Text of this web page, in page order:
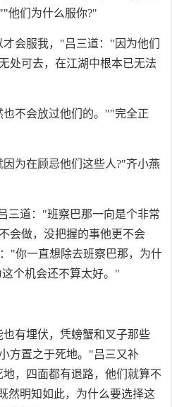
他们为什么服你?"
会服我，"吕三道："因为他们
处可去，在江湖中根本已无法
不会放过他们的。""完全正
为在顾忌他们这些人?"齐小燕
三道："班察巴那一向是个非常
会做，没把握的事他更不会
"你一直想除去班察巴那，为什
个机会还不算太好。"
有埋伏，凭螃蟹和叉子那些
方置之于死地。"吕三又补
，四面都有退路，他们就算不
然明知如此，为什么要选择这